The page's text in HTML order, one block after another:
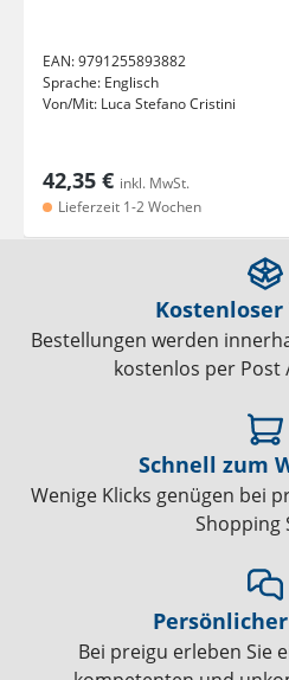
EAN:9791255893882
Sprache: Englisch
Von/Mit: Luca Stefano Cristini
42,35 € inkl. MwSt.
Lieferzeit 1-2 Wochen
Kostenloser
Bestellungen werden
kostenlos per Post
Schnell zum
Wenige Klicks genügen bei
Shopping
Bei preigu erleben Sie